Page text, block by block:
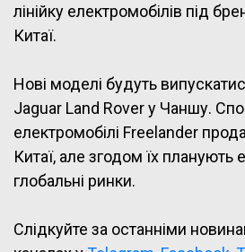
лінійку електромобілів під
Китаї.
Нові моделі будуть
Jaguar Land Rover у Чаншу.
електромобілі Freelander
Китаї, але згодом їх планують
глобальні ринки.
Слідкуйте за останніми